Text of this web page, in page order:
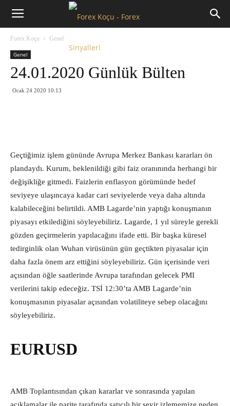
Forex
Forex Koçu Genel
Genel
24.01.2020 Günlük Bülten
Ocak 24 2020 10:13
Geçtiğimiz işlem gününde Avrupa Merkez Bankası kararları ön
plandaydı. Kurum, beklenildiği gibi faiz oranınında herhangi bir
değişikliğe gitmedi. Faizlerin enflasyon görümünde hedef
seviyeye ulaşıncaya kadar cari seviyelerde veya daha altında
kalabileceğini belirtildi. AMB Lagarde’nin yaptığı konuşmanın
piyasayı etkilediğini söyleyebiliriz. Lagarde, 1 yıl süreyle gerekli
gözden geçirmelerin yapılacağını ifade etti. Bir başka küresel
tedirginlik olan Wuhan virüsünün gün geçtikten piyasalar için
daha fazla önem arz ettiğini söyleyebiliriz. Gün içerisinde veri
açısından öğle saatlerinde Avrupa tarafından gelecek PMI
verilerini takip edeceğiz. TSİ 12:30’ta AMB Lagarde’nin
konuşmasının piyasalar açısından volatiliteye sebep olacağını
söyleyebiliriz.
EURUSD
AMB Toplantısından çıkan kararlar ve sonrasında yapılan